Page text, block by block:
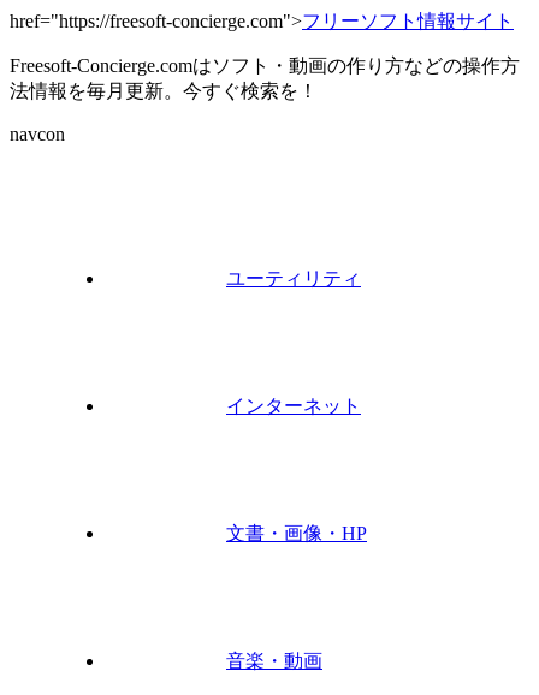
href="https://freesoft-concierge.com">フリーソフト情報サイト
Freesoft-Concierge.comはソフト・動画の作り方などの操作方
法情報を毎月更新。今すぐ検索を！
navcon
ユーティリティ
インターネット
文書・画像・HP
音楽・動画